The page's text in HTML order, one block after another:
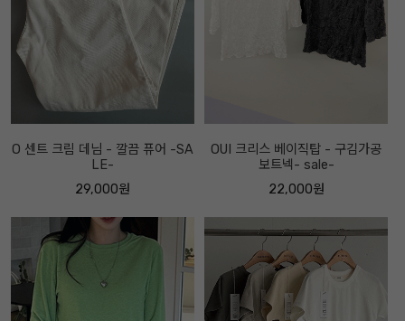
O 센트 크림 데님 - 깔끔 퓨어 -SA
LE-
29,000원
OUI 크리스 베이직탑 - 구김가공
보트넥- sale-
22,000원